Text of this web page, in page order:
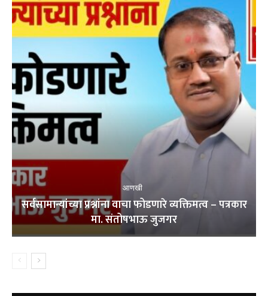
आणखी
सर्वसामान्यांच्या प्रश्नांना वाचा फोडणारे व्यक्तिमत्व – पत्रकार
मा. संतोषभाऊ जुजगर